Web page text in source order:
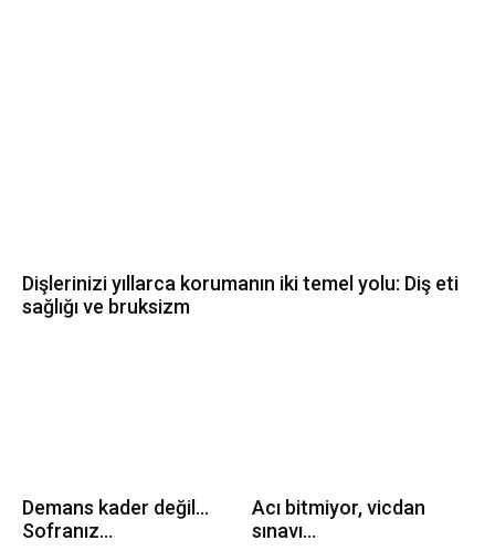
Dişlerinizi yıllarca korumanın iki temel yolu: Diş eti
sağlığı ve bruksizm
Demans kader değil…
Sofranız...
Acı bitmiyor, vicdan
sınavı...